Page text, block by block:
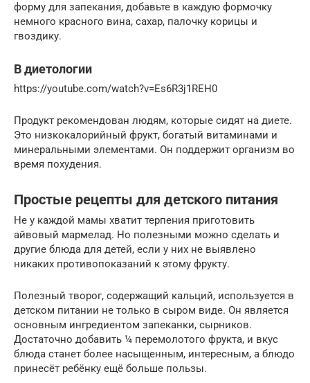
форму для запекания, добавьте в каждую формочку
немного красного вина, сахар, палочку корицы и
гвоздику.
В диетологии
https://youtube.com/watch?v=Es6R3j1REH0
Продукт рекомендован людям, которые сидят на диете.
Это низкокалорийный фрукт, богатый витаминами и
минеральными элементами. Он поддержит организм во
время похудения.
Простые рецепты для детского питания
Не у каждой мамы хватит терпения приготовить
айвовый мармелад. Но полезными можно сделать и
другие блюда для детей, если у них не выявлено
никаких противопоказаний к этому фрукту.
Полезный творог, содержащий кальций, используется в
детском питании не только в сыром виде. Он является
основным ингредиентом запеканки, сырников.
Достаточно добавить ¼ перемолотого фрукта, и вкус
блюда станет более насыщенным, интересным, а блюдо
принесёт ребёнку ещё больше пользы.